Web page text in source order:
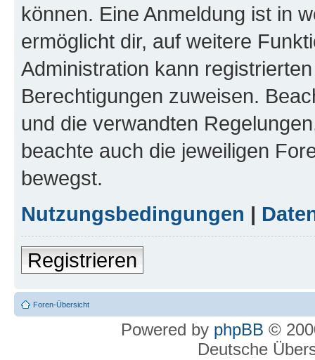
können. Eine Anmeldung ist in
ermöglicht dir, auf weitere
Administration kann
Berechtigungen zuweisen.
und die verwandten
beachte auch die jeweiligen
bewegst.
Nutzungsbedingungen |
Registrieren
Foren-Übersicht
Powered by phpBB ©
Deutsche